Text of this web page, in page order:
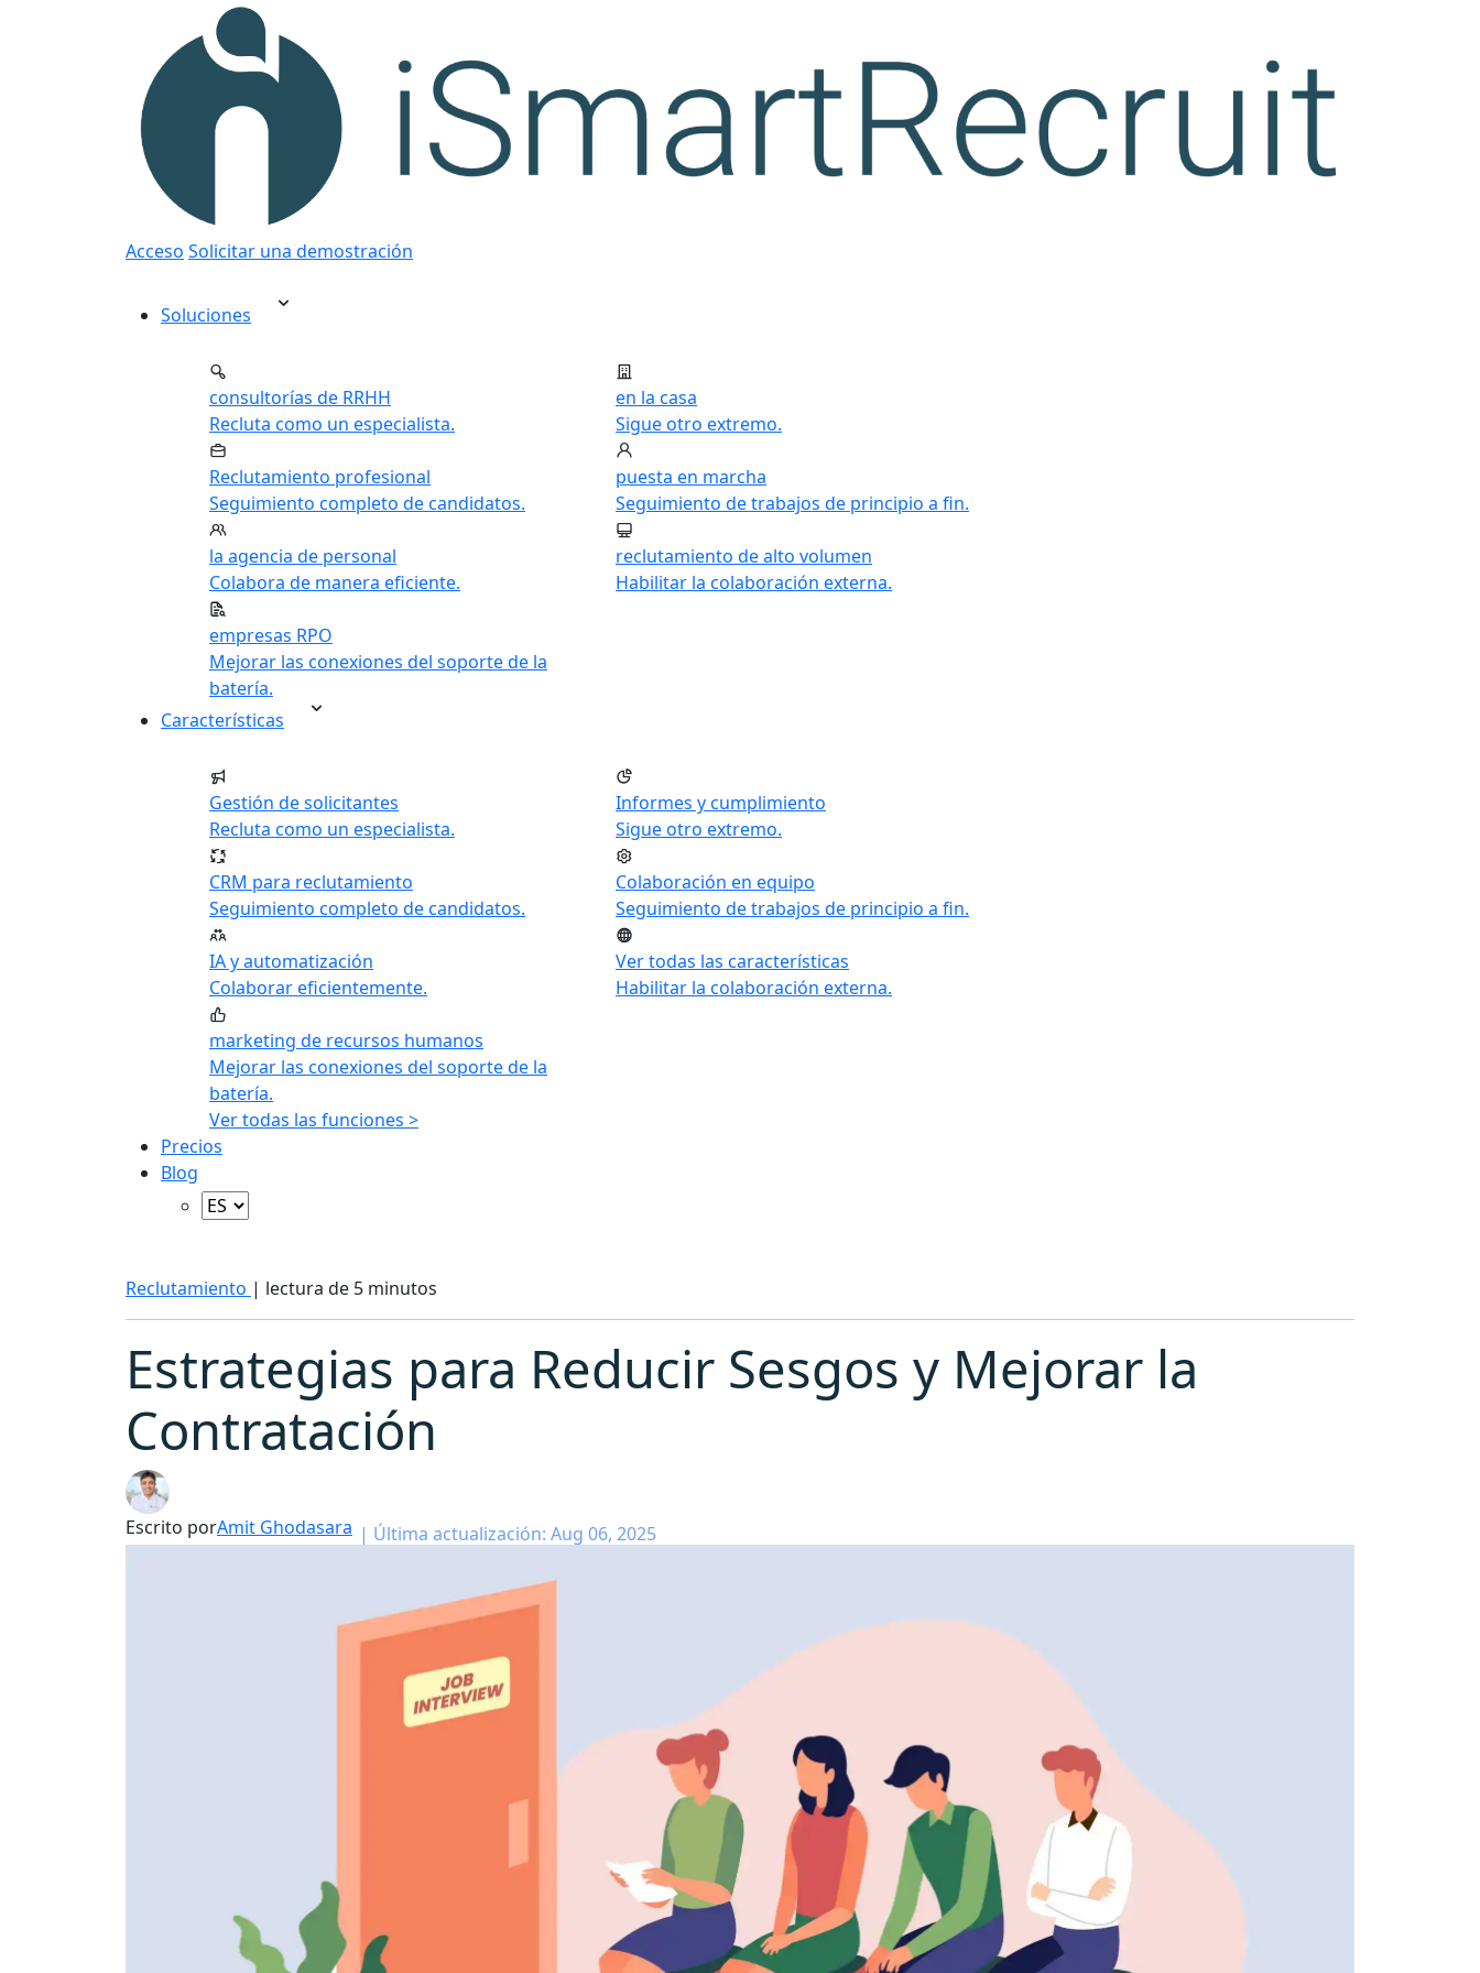
Acceso Solicitar una demostración
Soluciones
consultorías de RRHH
Recluta como un especialista.
Reclutamiento profesional
Seguimiento completo de candidatos.
la agencia de personal
Colabora de manera eficiente.
empresas RPO
Mejorar las conexiones del soporte de la
batería.
en la casa
Sigue otro extremo.
puesta en marcha
Seguimiento de trabajos de principio a fin.
reclutamiento de alto volumen
Habilitar la colaboración externa.
Características
Gestión de solicitantes
Recluta como un especialista.
CRM para reclutamiento
Seguimiento completo de candidatos.
IA y automatización
Colaborar eficientemente.
marketing de recursos humanos
Mejorar las conexiones del soporte de la
batería.
Informes y cumplimiento
Sigue otro extremo.
Colaboración en equipo
Seguimiento de trabajos de principio a fin.
Ver todas las características
Habilitar la colaboración externa.
Ver todas las funciones >
Precios
Blog
Reclutamiento | lectura de 5 minutos
Estrategias para Reducir Sesgos y Mejorar la
Contratación
Escrito porAmit Ghodasara | Última actualización: Aug 06, 2025